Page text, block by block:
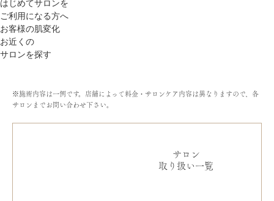
はじめてサロンを
ご利用になる方へ
お客様の肌変化
お近くの
サロンを探す
※施術内容は一例です。店舗によって料金・サロンケア内容は異なりますので、各
サロンまでお問い合わせ下さい。
サロン
取り扱い一覧